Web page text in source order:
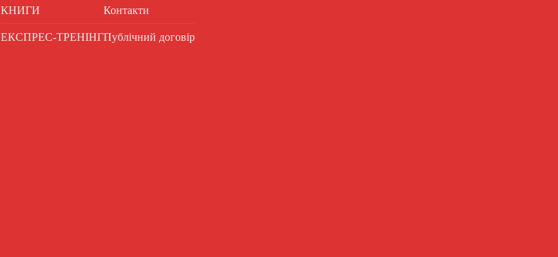
КНИГИ
ЕКСПРЕС-ТРЕНІНГ
Контакти
Публічний договір